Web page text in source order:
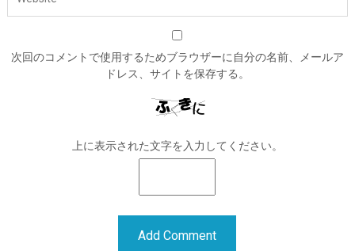
次回のコメントで使用するためブラウザーに自分の名前、メールア
ドレス、サイトを保存する。
上に表示された文字を入力してください。